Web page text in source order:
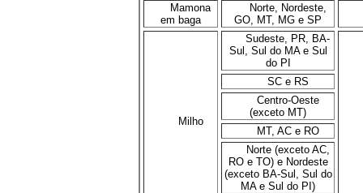
Mamona
em baga
Norte, Nordeste,
GO, MT, MG e SP
Milho
Sudeste, PR, BA-
Sul, Sul do MA e Sul
do PI
SC e RS
Centro-Oeste
(exceto MT)
MT, AC e RO
Norte (exceto AC,
RO e TO) e Nordeste
(exceto BA-Sul, Sul do
MA e Sul do PI)